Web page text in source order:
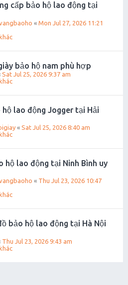
cấp bảo hộ lao động tại
« Mon Jul 27, 2026 11:21
bảo hộ nam phù hợp
Sat Jul 25, 2026 9:37 am
lao động Jogger tại Hải
« Sat Jul 25, 2026 8:40 am
hộ lao động tại Ninh Bình uy
« Thu Jul 23, 2026 10:47
bảo hộ lao động tại Hà Nội
Thu Jul 23, 2026 9:43 am